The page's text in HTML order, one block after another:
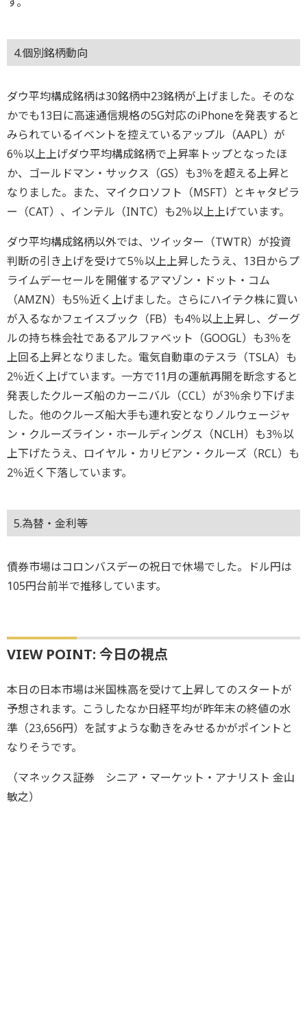
4.個別銘柄動向
ダウ平均構成銘柄は30銘柄中23銘柄が上げました。そのな
かでも13日に高速通信規格の5G対応のiPhoneを発表すると
みられているイベントを控えているアップル（AAPL）が
6％以上上げダウ平均構成銘柄で上昇率トップとなったほ
か、ゴールドマン・サックス（GS）も3％を超える上昇と
なりました。また、マイクロソフト（MSFT）とキャタピラ
ー（CAT）、インテル（INTC）も2％以上上げています。
ダウ平均構成銘柄以外では、ツイッター（TWTR）が投資
判断の引き上げを受けて5％以上上昇したうえ、13日からプ
ライムデーセールを開催するアマゾン・ドット・コム
（AMZN）も5％近く上げました。さらにハイテク株に買い
が入るなかフェイスブック（FB）も4％以上上昇し、グーグ
ルの持ち株会社であるアルファベット（GOOGL）も3％を
上回る上昇となりました。電気自動車のテスラ（TSLA）も
2％近く上げています。一方で11月の運航再開を断念すると
発表したクルーズ船のカーニバル（CCL）が3％余り下げま
した。他のクルーズ船大手も連れ安となりノルウェージャ
ン・クルーズライン・ホールディングス（NCLH）も3％以
上下げたうえ、ロイヤル・カリビアン・クルーズ（RCL）も
2％近く下落しています。
5.為替・金利等
債券市場はコロンバスデーの祝日で休場でした。ドル円は
105円台前半で推移しています。
VIEW POINT: 今日の視点
本日の日本市場は米国株高を受けて上昇してのスタートが
予想されます。こうしたなか日経平均が昨年末の終値の水
準（23,656円）を試すような動きをみせるかがポイントと
なりそうです。
（マネックス証券 シニア・マーケット・アナリスト 金山
敏之）